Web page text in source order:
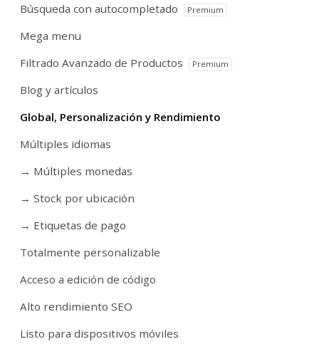
Búsqueda con autocompletado
Premium
Mega menu
Filtrado Avanzado de Productos
Premium
Blog y artículos
Global, Personalización y Rendimiento
Múltiples idiomas
→ Múltiples monedas
→ Stock por ubicación
→ Etiquetas de pago
Totalmente personalizable
Acceso a edición de código
Alto rendimiento SEO
Listo para dispositivos móviles